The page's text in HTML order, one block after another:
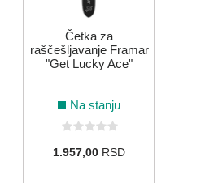
Četka za
raščešljavanje Framar
"Get Lucky Ace"
Na stanju
1.957,00RSD